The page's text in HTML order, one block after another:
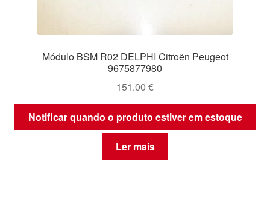
Módulo BSM R02 DELPHI Citroën Peugeot
9675877980
151.00 €
Notificar quando o produto estiver em estoque
Ler mais